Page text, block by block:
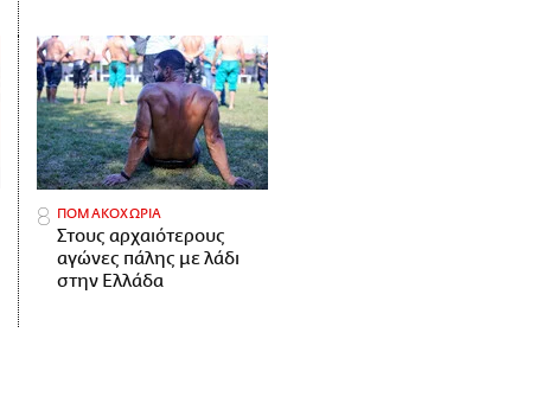
ΠΟΜΑΚΟΧΩΡΙΑ
Στους αρχαιότερους
αγώνες πάλης με λάδι
στην Ελλάδα